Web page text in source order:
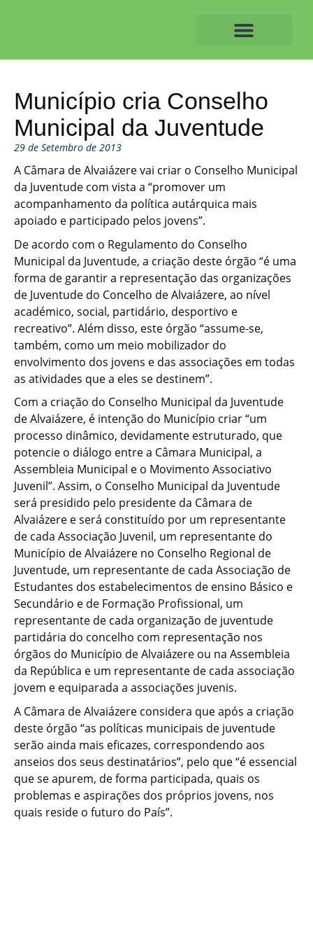
Município cria Conselho
Municipal da Juventude
29 de Setembro de 2013
A Câmara de Alvaiázere vai criar o Conselho Municipal
da Juventude com vista a “promover um
acompanhamento da política autárquica mais
apoiado e participado pelos jovens”.
De acordo com o Regulamento do Conselho
Municipal da Juventude, a criação deste órgão “é uma
forma de garantir a representação das organizações
de Juventude do Concelho de Alvaiázere, ao nível
académico, social, partidário, desportivo e
recreativo”. Além disso, este órgão “assume-se,
também, como um meio mobilizador do
envolvimento dos jovens e das associações em todas
as atividades que a eles se destinem”.
Com a criação do Conselho Municipal da Juventude
de Alvaiázere, é intenção do Município criar “um
processo dinâmico, devidamente estruturado, que
potencie o diálogo entre a Câmara Municipal, a
Assembleia Municipal e o Movimento Associativo
Juvenil”. Assim, o Conselho Municipal da Juventude
será presidido pelo presidente da Câmara de
Alvaiázere e será constituído por um representante
de cada Associação Juvenil, um representante do
Município de Alvaiázere no Conselho Regional de
Juventude, um representante de cada Associação de
Estudantes dos estabelecimentos de ensino Básico e
Secundário e de Formação Profissional, um
representante de cada organização de juventude
partidária do concelho com representação nos
órgãos do Município de Alvaiázere ou na Assembleia
da República e um representante de cada associação
jovem e equiparada a associações juvenis.
A Câmara de Alvaiázere considera que após a criação
deste órgão “as políticas municipais de juventude
serão ainda mais eficazes, correspondendo aos
anseios dos seus destinatários”, pelo que “é essencial
que se apurem, de forma participada, quais os
problemas e aspirações dos próprios jovens, nos
quais reside o futuro do País”.